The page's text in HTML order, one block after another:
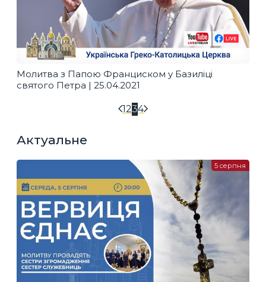
Молитва з Папою Франциском у Базиліці
святого Петра | 25.04.2021
1234
Актуальне
5 серпня